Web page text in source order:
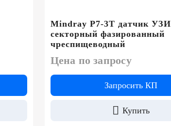
Mindray P7-3T датчик УЗИ
секторный фазированный
чреспищеводный
Цена по запросу
Запросить КП
Купить